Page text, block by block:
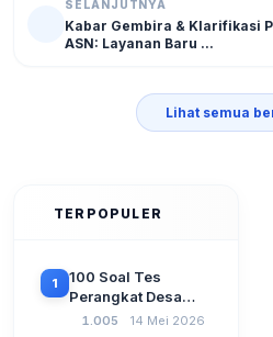
SELANJUTNYA
Kabar Gembira & Klarifikasi
ASN: Layanan Baru ...
Lihat semua
TERPOPULER
1
100 Soal Tes
Perangkat Desa
Terbaru 2026
1.005 14 Mei 2026